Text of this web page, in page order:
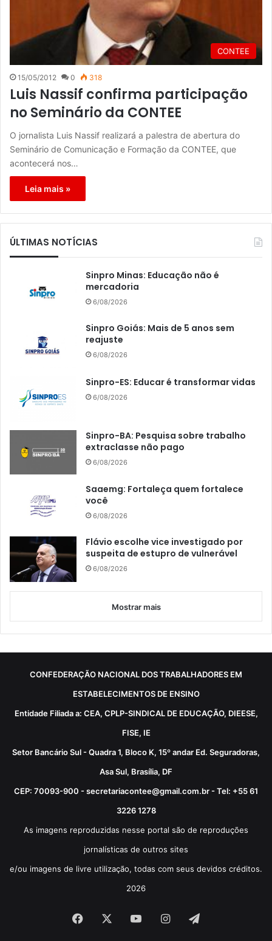
CONTEE
15/05/2012 0 318
Luis Nassif confirma participação
no Seminário da CONTEE
O jornalista Luis Nassif realizará a palestra de abertura do
Seminário de Comunicação e Formação da CONTEE, que
acontecerá nos…
Leia mais »
ÚLTIMAS NOTÍCIAS
Sinpro Minas: Educação não é
mercadoria
6/08/2026
Sinpro Goiás: Mais de 5 anos sem
reajuste
6/08/2026
Sinpro-ES: Educar é transformar vidas
6/08/2026
Sinpro-BA: Pesquisa sobre trabalho
extraclasse não pago
6/08/2026
Saaemg: Fortaleça quem fortalece
você
6/08/2026
Flávio escolhe vice investigado por
suspeita de estupro de vulnerável
6/08/2026
Mostrar mais
CONFEDERAÇÃO NACIONAL DOS TRABALHADORES EM
ESTABELECIMENTOS DE ENSINO
Entidade Filiada a: CEA, CPLP-SINDICAL DE EDUCAÇÃO, DIEESE,
FISE, IE
Setor Bancário Sul - Quadra 1, Bloco K, 15º andar Ed. Seguradoras,
Asa Sul, Brasília, DF
CEP: 70093-900 - secretariacontee@gmail.com.br - Tel: +55 61
3226 1278
As imagens reproduzidas nesse portal são de reproduções
jornalísticas de outros sites
e/ou imagens de livre utilização, todas com seus devidos créditos.
2026
Facebook YouTubeInstagram